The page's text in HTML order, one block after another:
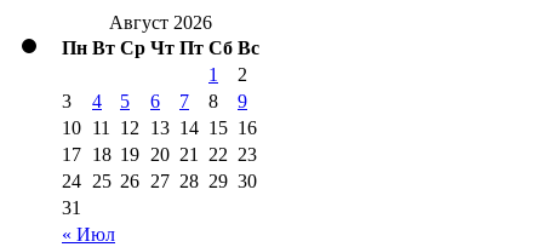
Август 2026
Пн Вт Ср Чт Пт Сб Вс
« Июл
1
2
3
4 5 6 7 8
9
10 11 12 13 14 15 16
17 18 19 20 21 22 23
24 25 26 27 28 29 30
31